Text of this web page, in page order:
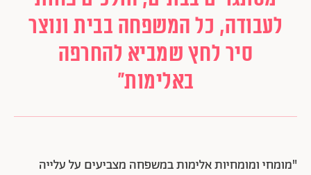
לעבודה, כל המשפחה בבית ונוצר
סיר לחץ שמביא להחרפה
באלימות״
"מומחי ומומחיות אלימות במשפחה מצביעים על עלייה